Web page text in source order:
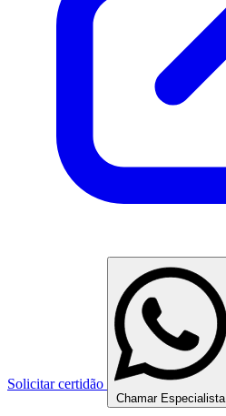
Solicitar certidão
Chamar Especialista